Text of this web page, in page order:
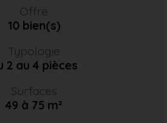
Offre
10 bien(s)
Typologie
2 au 4 pièces
Surfaces
49 à 75 m²